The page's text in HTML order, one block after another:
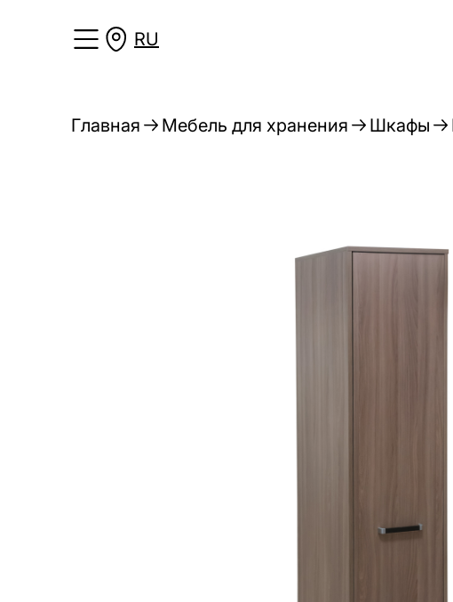
RU
Главная Мебель для хранения Шкафы